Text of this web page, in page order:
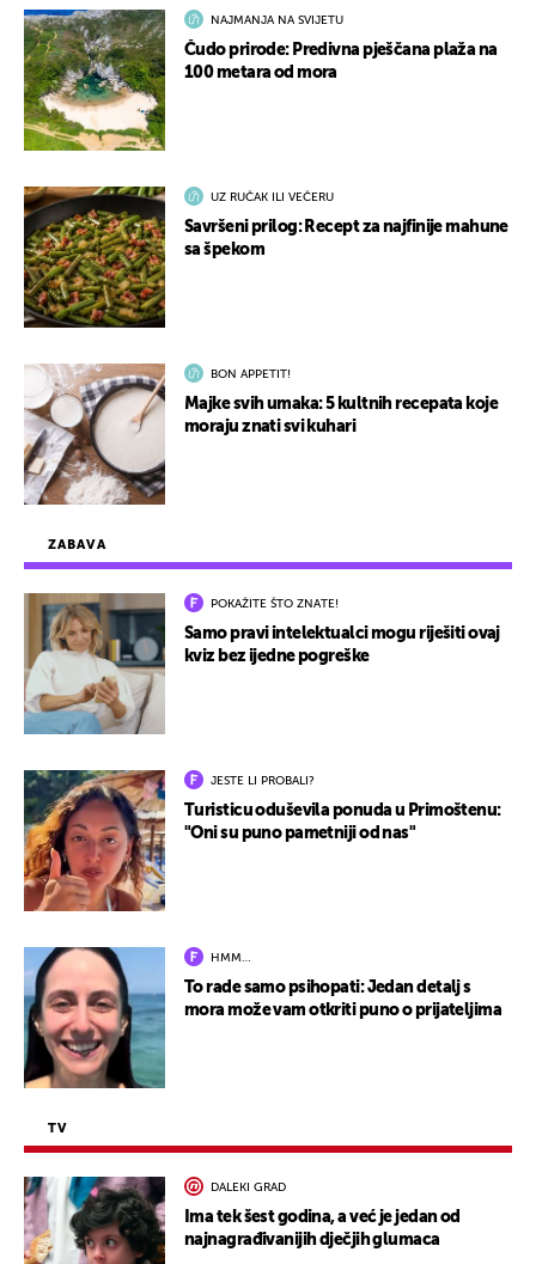
ZABAVA
POKAŽITE ŠTO ZNATE!
Samo pravi intelektualci mogu riješiti ovaj
kviz bez ijedne pogreške
JESTE LI PROBALI?
Turisticu oduševila ponuda u Primoštenu:
"Oni su puno pametniji od nas"
HMM…
To rade samo psihopati: Jedan detalj s
mora može vam otkriti puno o prijateljima
TV
DALEKI GRAD
Ima tek šest godina, a već je jedan od
najnagrađivanijih dječjih glumaca
NAJMANJA NA SVIJETU
Čudo prirode: Predivna pješčana plaža na
100 metara od mora
UZ RUČAK ILI VEČERU
Savršeni prilog: Recept za najfinije mahune
sa špekom
BON APPETIT!
Majke svih umaka: 5 kultnih recepata koje
moraju znati svi kuhari